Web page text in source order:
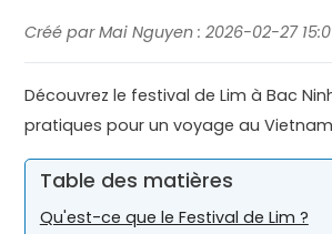
Créé par Mai Nguyen : 2026-02-27
Découvrez le festival de Lim à Bac
pratiques pour un voyage au
Table des matières
Qu'est-ce que le Festival de Lim ?